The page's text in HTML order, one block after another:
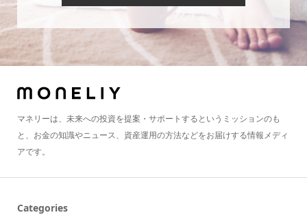
マネリーは、未来への投資を提案・サポートするというミッションのも
と、お金の知識やニュース、資産運用の方法などをお届けする情報メディ
アです。
Categories